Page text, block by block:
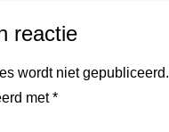
reactie
wordt niet gepubliceerd.
met*